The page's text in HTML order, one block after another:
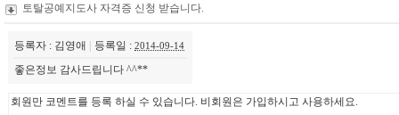
토탈공예지도사 자격증 신청 받습니다.
등록자 : 김영애 등록일 : 2014-09-14
좋은정보 감사드립니다 ^^**